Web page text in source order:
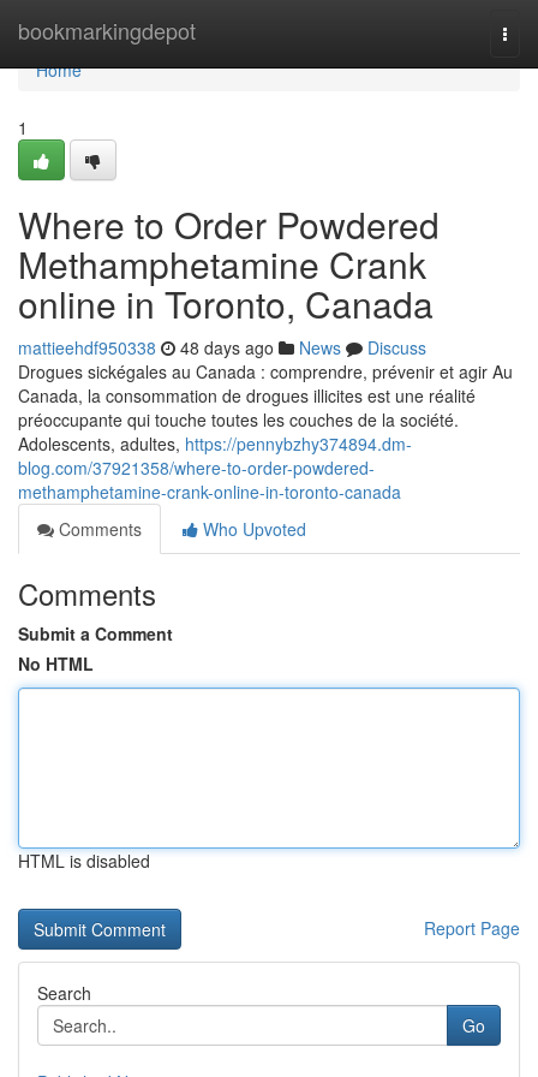
bookmarkingdepot
Home
Home
1
Where to Order Powdered
Methamphetamine Crank
online in Toronto, Canada
mattieehdf950338 48 days ago News
Discuss
Drogues sickégales au Canada : comprendre, prévenir et agir Au
Canada, la consommation de drogues illicites est une réalité
préoccupante qui touche toutes les couches de la société.
Adolescents, adultes, https://pennybzhy374894.dm-
blog.com/37921358/where-to-order-powdered-
methamphetamine-crank-online-in-toronto-canada
Comments
Who Upvoted
Comments
Submit a Comment
No HTML
HTML is disabled
Report Page
Search
Go